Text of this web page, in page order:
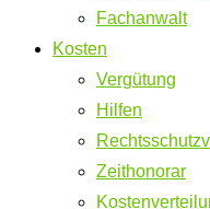
Fachanwalt
Kosten
Vergütung
Hilfen
Zeithonorar